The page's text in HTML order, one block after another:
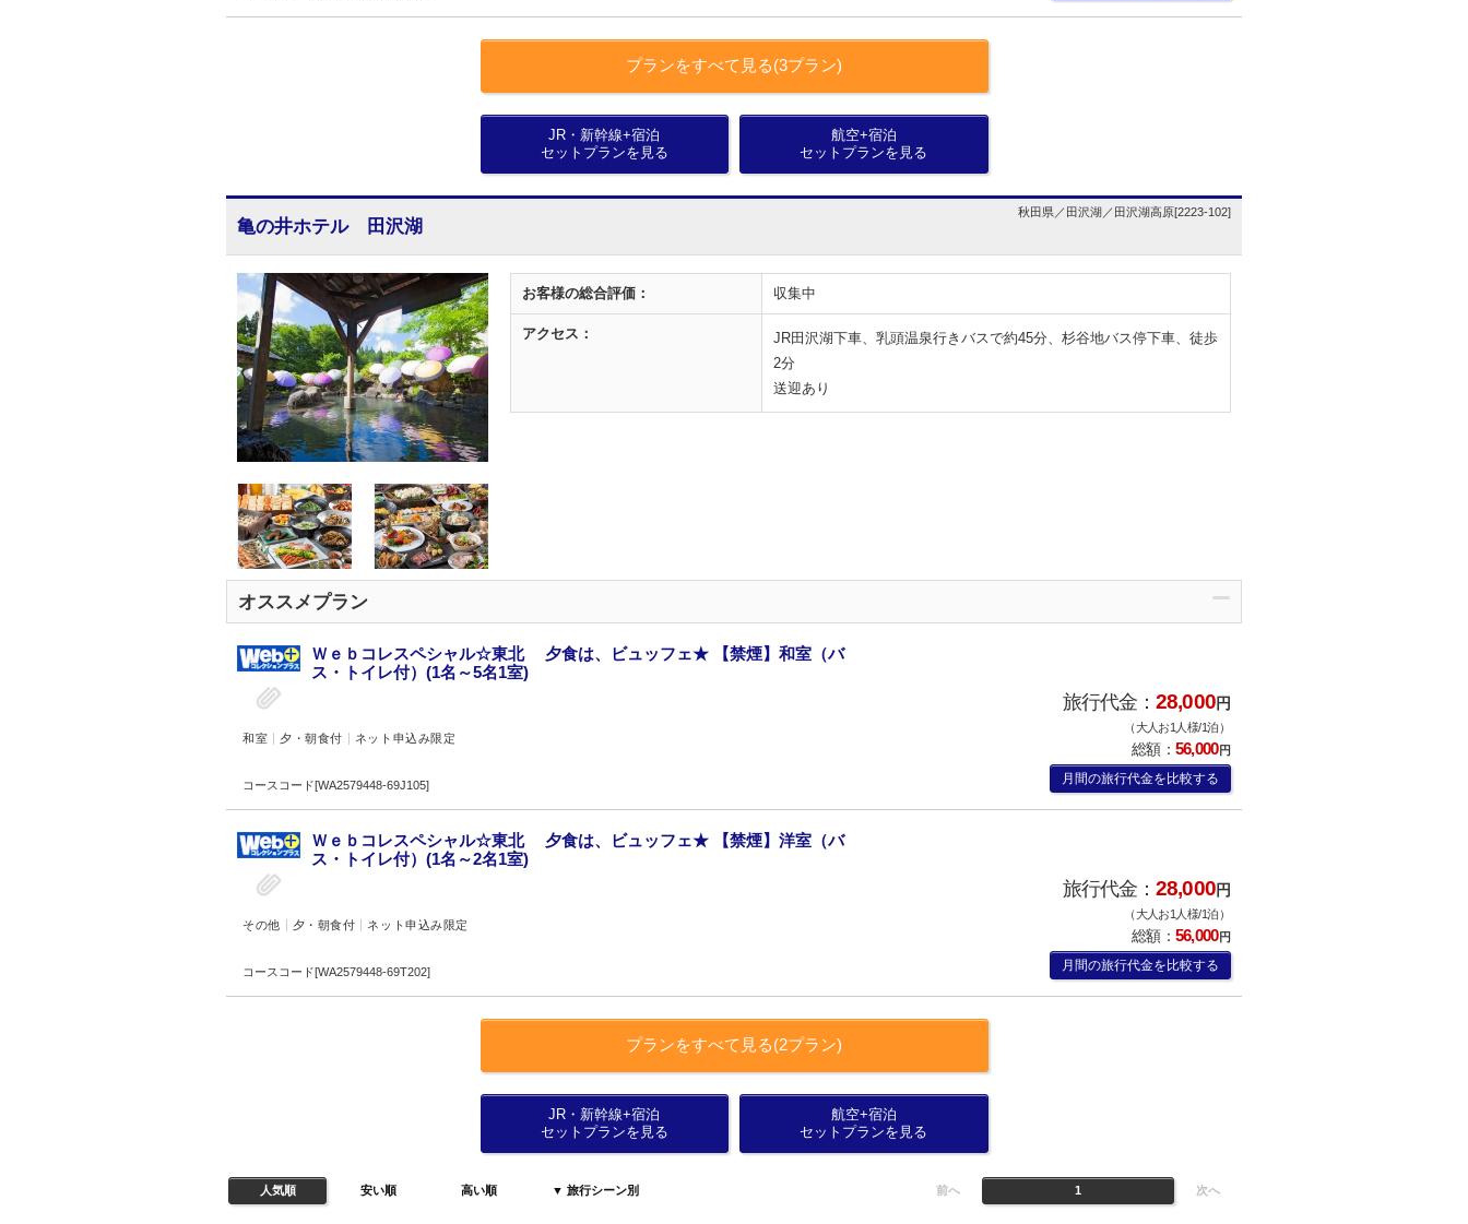
プランをすべて見る(3プラン)
JR・新幹線+宿泊
セットプランを見る
航空+宿泊
セットプランを見る
亀の井ホテル 田沢湖
秋田県／田沢湖／田沢湖高原[2223-102]
お客様の総合評価： 収集中
アクセス：
JR田沢湖下車、乳頭温泉行きバスで約45分、杉谷地バス停下車、徒歩
2分
送迎あり
オススメプラン
Ｗｅｂコレスペシャル☆東北 夕食は、ビュッフェ★ 【禁煙】和室（バ
ス・トイレ付）(1名～5名1室)
和室 夕・朝食付 ネット申込み限定
旅行代金：28,000円
（大人お1人様/1泊）
総額： 56,000円
コースコード[WA2579448-69J105] 月間の旅行代金を比較する
Ｗｅｂコレスペシャル☆東北 夕食は、ビュッフェ★ 【禁煙】洋室（バ
ス・トイレ付）(1名～2名1室)
その他 夕・朝食付 ネット申込み限定
旅行代金：28,000円
（大人お1人様/1泊）
総額： 56,000円
コースコード[WA2579448-69T202] 月間の旅行代金を比較する
プランをすべて見る(2プラン)
JR・新幹線+宿泊
セットプランを見る
航空+宿泊
セットプランを見る
人気順 安い順 高い順 ▼ 旅行シーン別 前へ 1 次へ